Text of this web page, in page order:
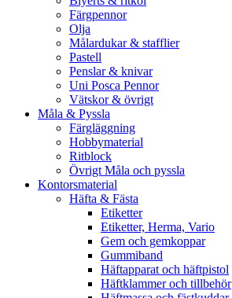
Färgpennor
Olja
Målardukar & stafflier
Pastell
Penslar & knivar
Uni Posca Pennor
Vätskor & övrigt
Måla & Pyssla
Färgläggning
Hobbymaterial
Ritblock
Övrigt Måla och pyssla
Kontorsmaterial
Häfta & Fästa
Etiketter
Etiketter, Herma, Vario
Gem och gemkoppar
Gummiband
Häftapparat och häftpistol
Häftklammer och tillbehör